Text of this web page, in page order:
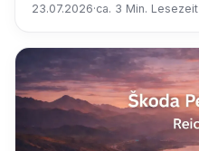
23.07.2026·ca. 3 Min. Lesezeit